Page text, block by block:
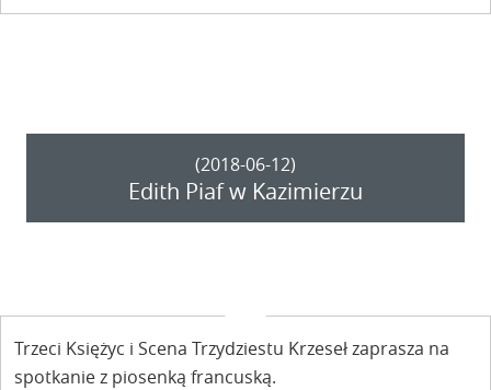
(2018-06-12)
Edith Piaf w Kazimierzu
Trzeci Księżyc i Scena Trzydziestu Krzeseł zaprasza na
spotkanie z piosenką francuską.